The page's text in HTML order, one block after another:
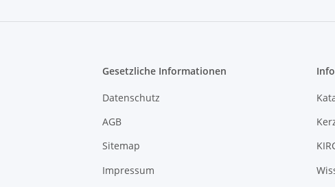
Gesetzliche Informationen
Datenschutz
AGB
Sitemap
Impressum